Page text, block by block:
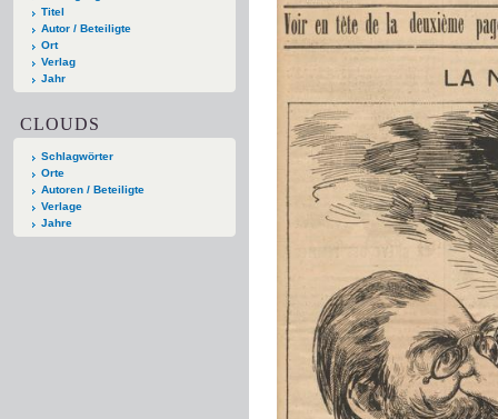
Titel
Autor / Beteiligte
Ort
Verlag
Jahr
CLOUDS
Schlagwörter
Orte
Autoren / Beteiligte
Verlage
Jahre